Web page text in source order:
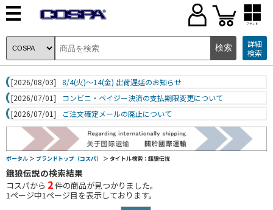
ブランド
詳細
検索
[2026/08/03]
8/4(火)～14(金) 出荷遅延のお知らせ
[2026/07/01]
コンビニ・ペイジー決済の支払期限変更について
[2026/07/01]
ご注文確定メールの廃止について
ポータル ＞ ブランドトップ（コスパ） ＞ タイトル検索：餓狼伝説
餓狼伝説の検索結果
コスパから 2件の商品が見つかりました。
1ページ中1ページ目を表示しております。